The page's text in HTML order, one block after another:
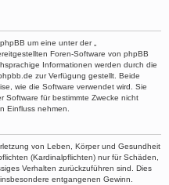
um eine unter der „
Foren-Software von phpBB
Informationen werden durch die
zur Verfügung gestellt. Beide
wie die Software verwendet wird. Sie
Software für bestimmte Zwecke nicht
Einfluss nehmen.
von Leben, Körper und Gesundheit
(Kardinalpflichten) nur für Schäden,
Verhalten zurückzuführen sind. Dies
entgangenen Gewinn.